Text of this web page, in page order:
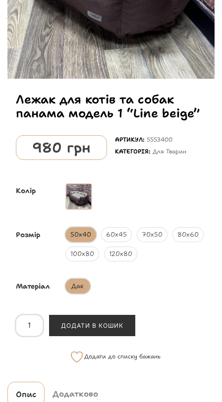
Лежак для котів та собак
панама модель 1 “Line beige”
980 грн АРТИКУЛ: 5553400
КАТЕГОРІЯ:Для Тварин
Колір
Розмір 50х40 60х45 70х50 80х60
100х80 120х80
Матеріал Дак
ДОДАТИ В КОШИК
Додати до списку бажань
Опис Додатково